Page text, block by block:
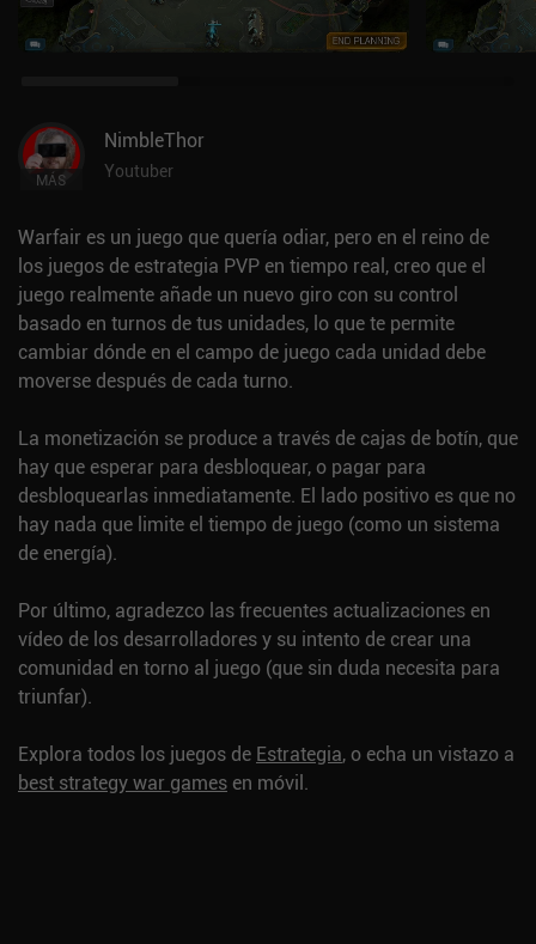
MÁS
NimbleThor
Youtuber
Warfair es un juego que quería odiar, pero en el reino de
los juegos de estrategia PVP en tiempo real, creo que el
juego realmente añade un nuevo giro con su control
basado en turnos de tus unidades, lo que te permite
cambiar dónde en el campo de juego cada unidad debe
moverse después de cada turno.
La monetización se produce a través de cajas de botín, que
hay que esperar para desbloquear, o pagar para
desbloquearlas inmediatamente. El lado positivo es que no
hay nada que limite el tiempo de juego (como un sistema
de energía).
Por último, agradezco las frecuentes actualizaciones en
vídeo de los desarrolladores y su intento de crear una
comunidad en torno al juego (que sin duda necesita para
triunfar).
Explora todos los juegos de Estrategia, o echa un vistazo a
best strategy war games en móvil.